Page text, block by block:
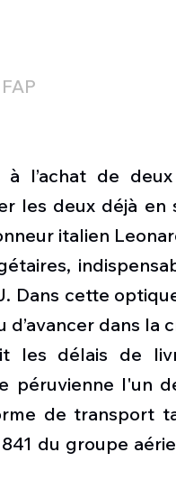
l’achat de deux
les deux déjà en
italien
Dans cette
dans la
les délais de
péruvienne l'un
de transport
du groupe